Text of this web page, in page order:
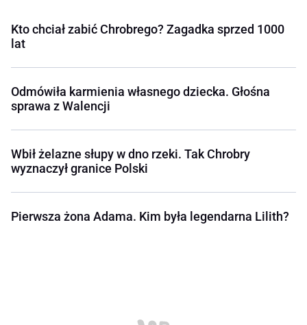
Kto chciał zabić Chrobrego? Zagadka sprzed 1000
lat
Odmówiła karmienia własnego dziecka. Głośna
sprawa z Walencji
Wbił żelazne słupy w dno rzeki. Tak Chrobry
wyznaczył granice Polski
Pierwsza żona Adama. Kim była legendarna Lilith?